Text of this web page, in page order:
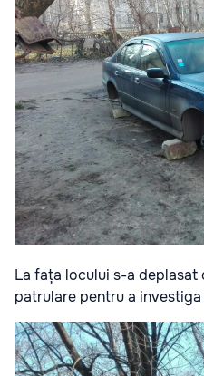
La fața locului s-a
patrulare pentru a